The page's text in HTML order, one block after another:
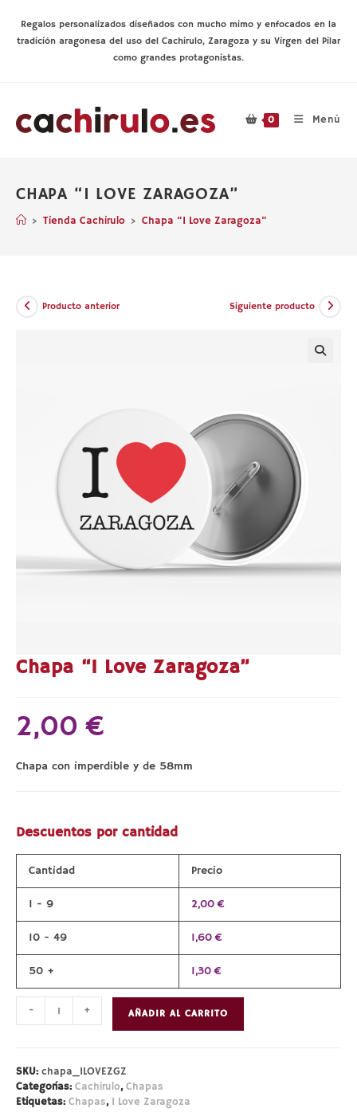
contenido
Regalos personalizados diseñados con mucho mimo y enfocados en la
tradición aragonesa del uso del Cachirulo, Zaragoza y su Virgen del Pilar
como grandes protagonistas.
0 Menú
CHAPA “I LOVE ZARAGOZA”
> Tienda Cachirulo > Chapa “I Love Zaragoza”
Producto anterior Siguiente producto
Chapa “I Love Zaragoza”
2,00 €
Chapa con imperdible y de 58mm
Descuentos por cantidad
Cantidad
1 - 9
10 - 49
50 +
Precio
2,00€
1,60€
1,30€
cantidad
- + AÑADIR AL CARRITO
SKU: chapa_ILOVEZGZ
Categorías: Cachirulo,Chapas
Etiquetas: Chapas, I Love Zaragoza